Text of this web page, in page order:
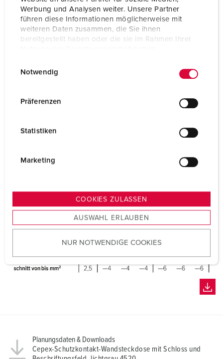
Werbung und Analysen weiter. Unsere Partner
führen diese Informationen möglicherweise mit
weiteren Daten zusammen, die Sie ihnen
bereitgestellt haben oder die sie im Rahmen Ihrer
s
u
w
a
Notwendig
Präferenzen
Statistiken
Marketing
COOKIES ZULASSEN
AUSWAHL ERLAUBEN
NUR NOTWENDIGE COOKIES
Planungsdaten & Downloads
Cepex-Schutzkontakt-Wandsteckdose mit Schloss und